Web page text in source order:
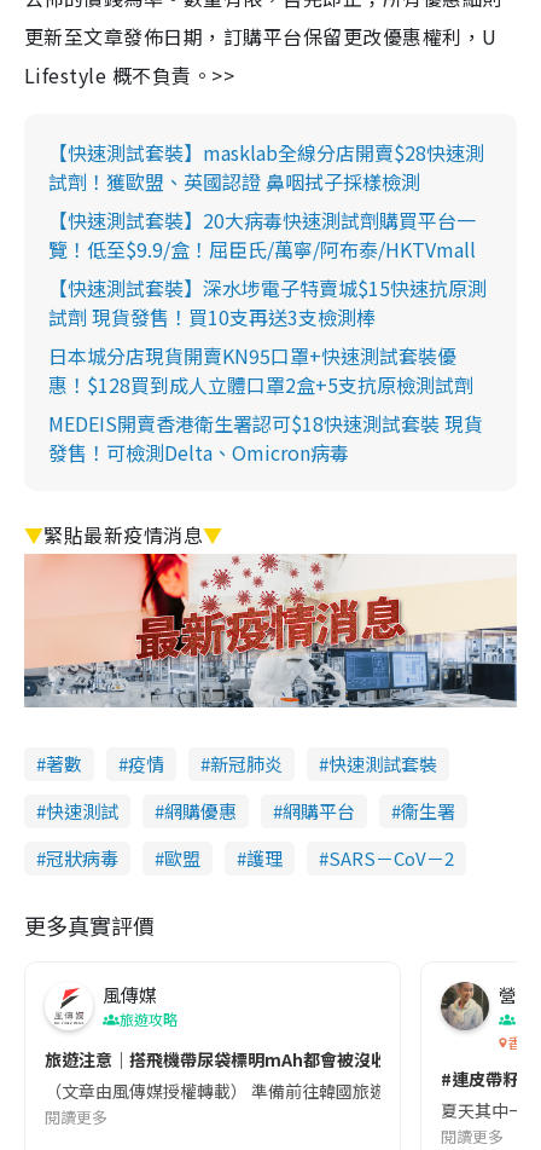
更新至文章發佈日期，訂購平台保留更改優惠權利，U
Lifestyle 概不負責。>>
【快速測試套裝】masklab全線分店開賣$28快速測
試劑！獲歐盟、英國認證 鼻咽拭子採樣檢測
【快速測試套裝】20大病毒快速測試劑購買平台一
覽！低至$9.9/盒！屈臣氏/萬寧/阿布泰/HKTVmall
【快速測試套裝】深水埗電子特賣城$15快速抗原測
試劑 現貨發售！買10支再送3支檢測棒
日本城分店現貨開賣KN95口罩+快速測試套裝優
惠！$128買到成人立體口罩2盒+5支抗原檢測試劑
MEDEIS開賣香港衛生署認可$18快速測試套裝 現貨
發售！可檢測Delta、Omicron病毒
▼緊貼最新疫情消息▼
著數 疫情 新冠肺炎
快速測試套裝
快速測試
網購優惠 網購平台
衞生署
冠狀病毒
歐盟 護理 SARS－CoV－2
更多真實評價
風傳媒
旅遊攻略
旅遊注意｜搭飛機帶尿袋標明mAh都會被沒收😱出發前切記檢查
（文章由風傳媒授權轉載） 準備前往韓國旅遊的民眾，近期要
閱讀更多
營養
香港
#連皮帶籽
夏天其中一
閱讀更多